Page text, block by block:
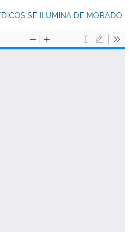
SE ILUMINA DE MORADO